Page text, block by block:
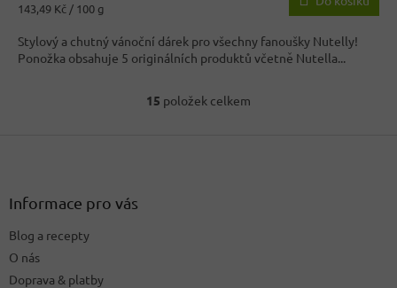
Měrná
143,49 Kč / 100 g
Stylový a chutný vánoční dárek pro všechny fanoušky Nutelly!
Ponožka obsahuje 5 originálních produktů včetně Nutella...
O
15 položek celkem
Informace pro vás
Blog a recepty
O nás
Doprava & platby